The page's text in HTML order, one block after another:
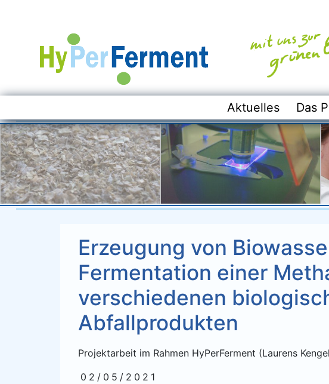
Aktuelles Das
Erzeugung von
Fermentation einer
verschiedenen
Abfallprodukten
Projektarbeit im Rahmen HyPerFerment (Laurens
02/05/2021